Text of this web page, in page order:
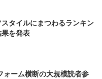
タイルにまつわるランキン
を発表
ォーム横断の大規模読者参